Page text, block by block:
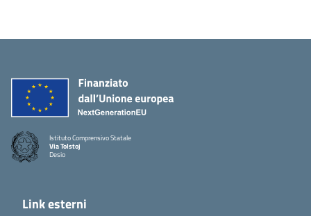
Istituto Comprensivo Statale
Via Tolstoj
Desio
Link esterni